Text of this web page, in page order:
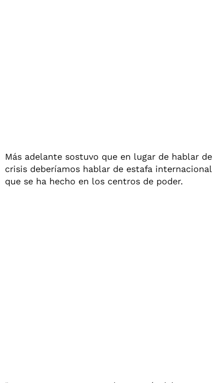
Más adelante sostuvo que en lugar de hablar de
crisis deberíamos hablar de estafa internacional
que se ha hecho en los centros de poder.